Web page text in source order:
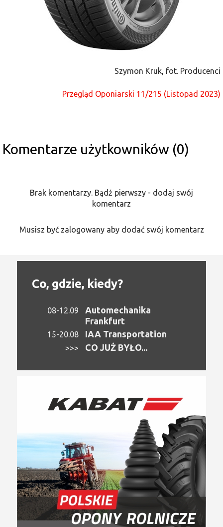
Szymon Kruk, fot. Producenci
Przegląd Oponiarski 11/215 (Listopad 2023)
Komentarze użytkowników (0)
Brak komentarzy. Bądź pierwszy - dodaj swój
komentarz
Musisz być zalogowany aby dodać swój komentarz
Co, gdzie, kiedy?
08-12.09
Automechanika
Frankfurt
15-20.08 IAA Transportation
>>> CO JUŻ BYŁO...